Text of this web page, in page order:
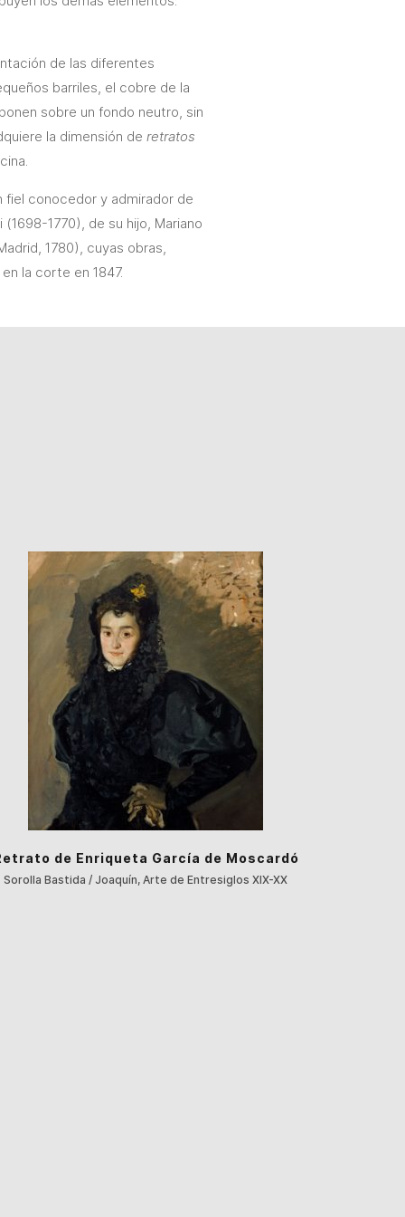
de las diferentes
barriles, el cobre de la
sobre un fondo neutro, sin
la dimensión de retratos
fiel conocedor y admirador de
1770), de su hijo, Mariano
1780), cuyas obras,
la corte en 1847.
de Enriqueta García de Moscardó
Sorolla Bastida / Joaquín, Arte de Entresiglos XIX-XX